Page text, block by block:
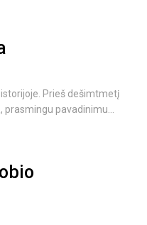
Prieš dešimtmetį
pavadinimu...